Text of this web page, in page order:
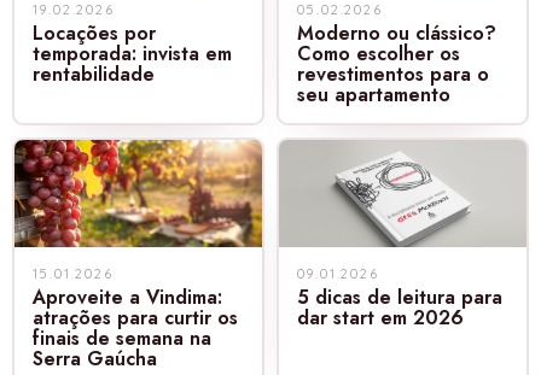
19.02.2026
Locações por
temporada: invista em
rentabilidade
05.02.2026
Moderno ou clássico?
Como escolher os
revestimentos para o
seu apartamento
15.01.2026
Aproveite a Vindima:
atrações para curtir os
finais de semana na
Serra Gaúcha
09.01.2026
5 dicas de leitura para
dar start em 2026